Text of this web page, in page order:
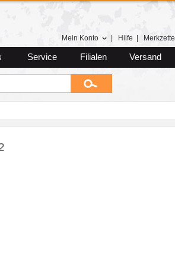
Mein Konto Hilfe Merkzettel
Service Filialen Versand